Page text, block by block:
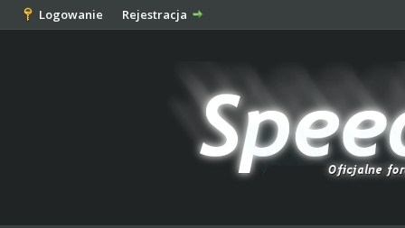
Logowanie Rejestracja